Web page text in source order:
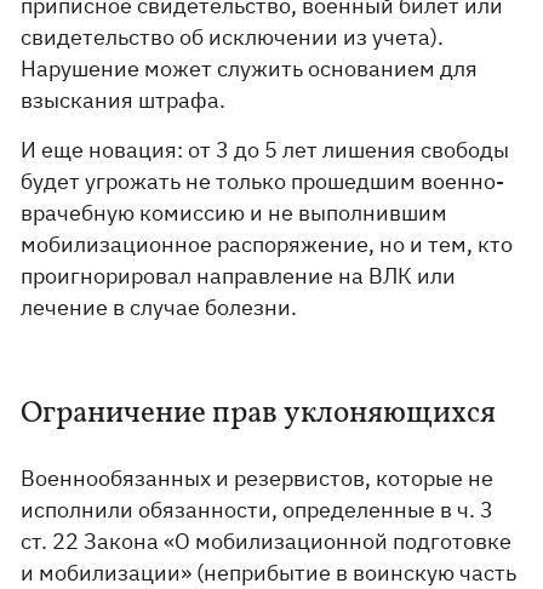
свидетельство об исключении из учета).
Нарушение может служить основанием для
взыскания штрафа.
И еще новация: от 3 до 5 лет лишения свободы
будет угрожать не только прошедшим военно-
врачебную комиссию и не выполнившим
мобилизационное распоряжение, но и тем, кто
проигнорировал направление на ВЛК или
лечение в случае болезни.
Ограничение прав уклоняющихся
Военнообязанных и резервистов, которые не
исполнили обязанности, определенные в ч. 3
ст. 22 Закона «О мобилизационной подготовке
и мобилизации» (неприбытие в воинскую часть